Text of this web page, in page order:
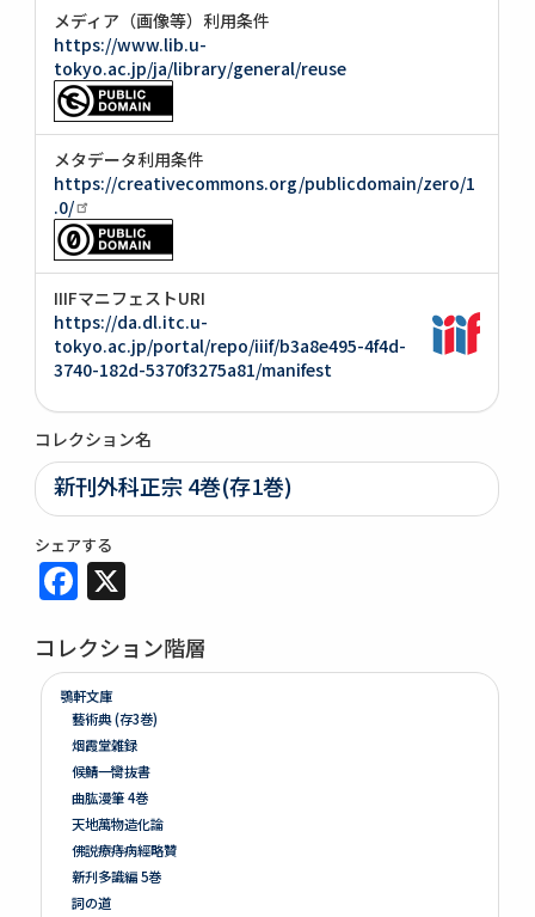
メディア（画像等）利用条件
https://www.lib.u-
tokyo.ac.jp/ja/library/general/reuse
メタデータ利用条件
https://creativecommons.org/publicdomain/zero/1
.0/
IIIFマニフェストURI
https://da.dl.itc.u-
tokyo.ac.jp/portal/repo/iiif/b3a8e495-4f4d-
3740-182d-5370f3275a81/manifest
コレクション名
新刊外科正宗 4巻(存1巻)
シェアする
Facebook
コレクション階層
鶚軒文庫
藝術典 (存3巻)
烟霞堂雑録
候鯖一臠抜書
曲肱漫筆 4巻
天地萬物造化論
佛説療痔病經略贊
新刋多識編 5巻
詞の道